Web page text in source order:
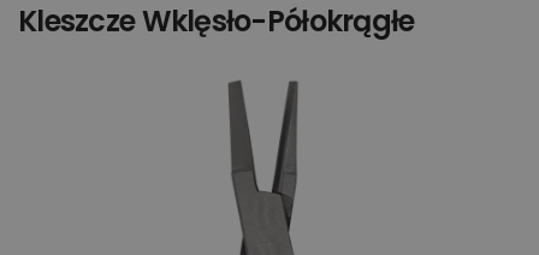
Kleszcze Wklęsło-Półokrągłe